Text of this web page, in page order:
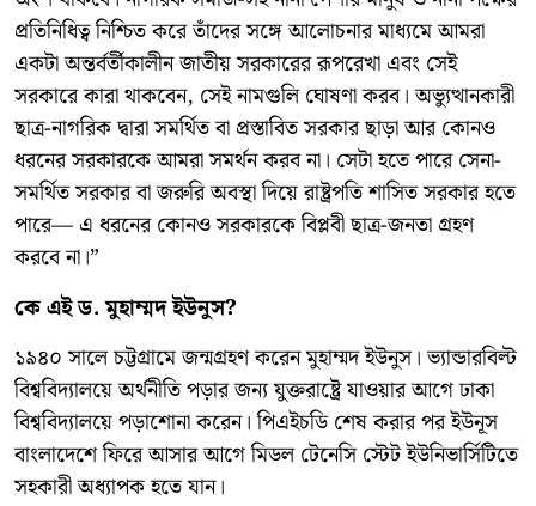
প্রতিনিধিত্ব নিশ্চিত করে তাঁদের সঙ্গে আলোচনার মাধ্যমে আমরা
একটা অন্তর্বর্তীকালীন জাতীয় সরকারের রূপরেখা এবং সেই
সরকারে কারা থাকবেন, সেই নামগুলি ঘোষণা করব। অভ্যুত্থানকারী
ছাত্র-নাগরিক দ্বারা সমর্থিত বা প্রস্তাবিত সরকার ছাড়া আর কোনও
ধরনের সরকারকে আমরা সমর্থন করব না। সেটা হতে পারে সেনা-
সমর্থিত সরকার বা জরুরি অবস্থা দিয়ে রাষ্ট্রপতি শাসিত সরকার হতে
পারে— এ ধরনের কোনও সরকারকে বিপ্লবী ছাত্র-জনতা গ্রহণ
করবে না।”
কে এই ড. মুহাম্মদ ইউনুস?
১৯৪০ সালে চট্টগ্রামে জন্মগ্রহণ করেন মুহাম্মদ ইউনুস। ভ্যান্ডারবিল্ট
বিশ্ববিদ্যালয়ে অর্থনীতি পড়ার জন্য যুক্তরাষ্ট্রে যাওয়ার আগে ঢাকা
বিশ্ববিদ্যালয়ে পড়াশোনা করেন। পিএইচডি শেষ করার পর ইউনূস
বাংলাদেশে ফিরে আসার আগে মিডল টেনেসি স্টেট ইউনিভার্সিটিতে
সহকারী অধ্যাপক হতে যান।